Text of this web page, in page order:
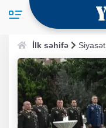
İlk səhifə Siyasət